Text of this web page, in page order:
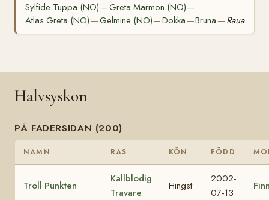
Sylfide Tuppa (NO) —Greta Marmon (NO)—
Atlas Greta (NO) —Gelmine (NO)—Dokka —Bruna — Raua
Halvsyskon
PÅ FADERSIDAN (200)
NAMN RAS KÖN FÖDD
Troll Punkten
Kallblodig
Travare
Hingst
2002-
07-13